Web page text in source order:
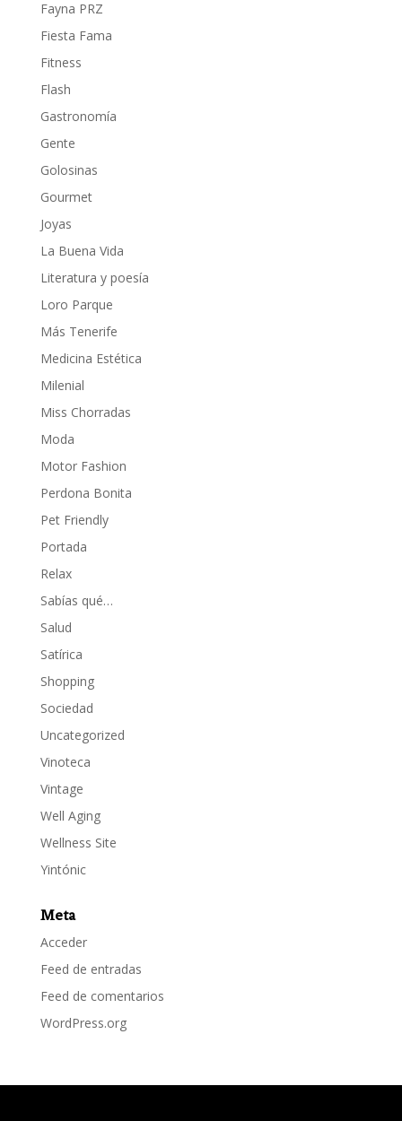
Fayna PRZ
Fiesta Fama
Fitness
Flash
Gastronomía
Gente
Golosinas
Gourmet
Joyas
La Buena Vida
Literatura y poesía
Loro Parque
Más Tenerife
Medicina Estética
Milenial
Miss Chorradas
Moda
Motor Fashion
Perdona Bonita
Pet Friendly
Portada
Relax
Sabías qué…
Salud
Satírica
Shopping
Sociedad
Uncategorized
Vinoteca
Vintage
Well Aging
Wellness Site
Yintónic
Meta
Acceder
Feed de entradas
Feed de comentarios
WordPress.org